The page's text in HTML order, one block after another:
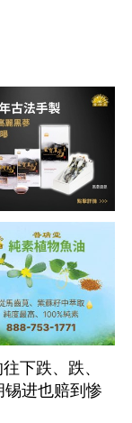
下跌、跌、
进也赔到惨